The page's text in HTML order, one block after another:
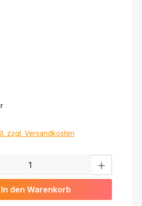
zzgl. Versandkosten
Gib den gewünschten Wert ein
In den Warenkorb